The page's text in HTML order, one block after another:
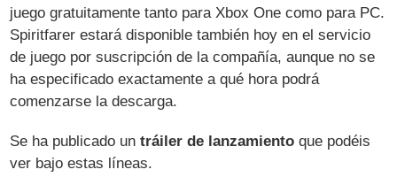
juego gratuitamente tanto para Xbox One como para PC.
Spiritfarer estará disponible también hoy en el servicio
de juego por suscripción de la compañía, aunque no se
ha especificado exactamente a qué hora podrá
comenzarse la descarga.
Se ha publicado untráiler de lanzamiento que podéis
ver bajo estas líneas.